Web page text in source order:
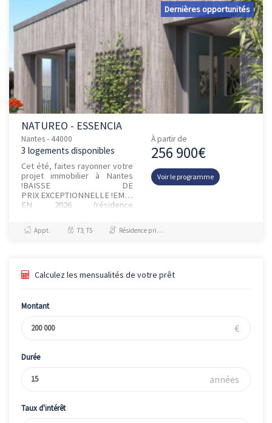
Dernières opportunités
NATUREO - ESSENCIA
Nantes - 44000
3 logements disponibles
Cet été, faites rayonner votre
projet immobilier à Nantes
!BAISSE DE
PRIX EXCEPTIONNELLE !EMMÉNAGEZ
EN 2026 (résidence
APPARTEMENT TÉ...
À partir de
256 900€
Voir le programme
Appt. T3, T5 Résidence principale / PTZ, Investissement et Défiscalisation
Calculez les mensualités de votre prêt
Montant
€
Durée
années
Taux d'intérêt